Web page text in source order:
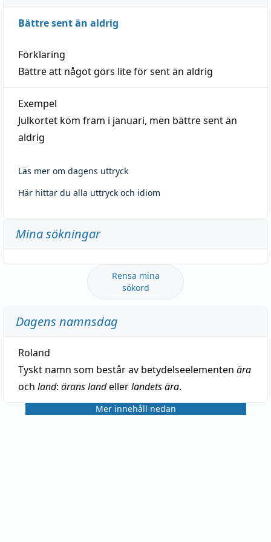
Bättre sent än aldrig
Förklaring
Bättre att något görs lite för sent än aldrig
Exempel
Julkortet kom fram i januari, men bättre sent än
aldrig
Läs mer om dagens uttryck
Här hittar du alla uttryck och idiom
Mina sökningar
Rensa mina
sökord
Dagens namnsdag
Roland
Tyskt namn som består av betydelseelementen ära
och land: ärans landellerlandets ära.
Mer innehåll nedan